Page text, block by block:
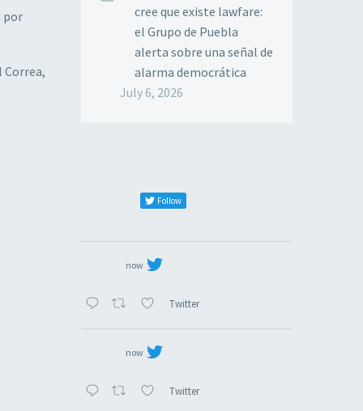
por
Correa,
cree que existe lawfare:
el Grupo de Puebla
alerta sobre una señal de
alarma democrática
July 6, 2026
Follow
now
Twitter
now
Twitter